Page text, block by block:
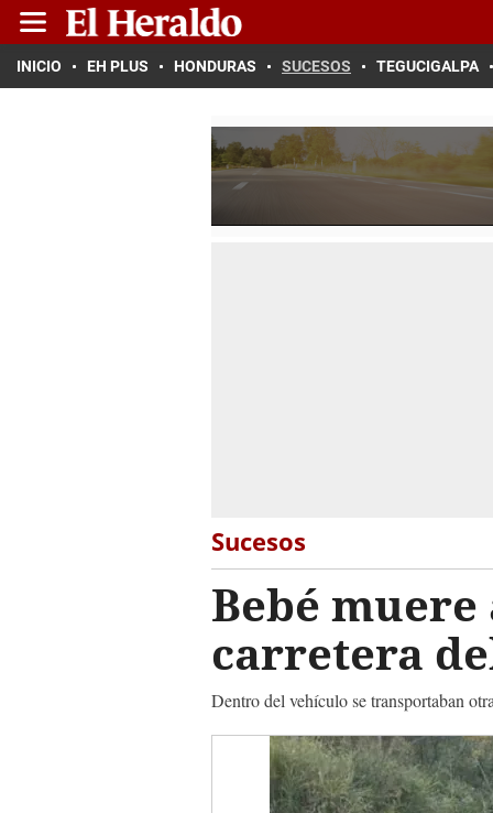
INICIO EH PLUS HONDURAS SUCESOS TEGUCIGALPA
Sucesos
Bebé
carretera
Dentro del vehículo se transportaban